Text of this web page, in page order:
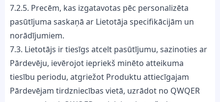
7.2.5. Precēm, kas izgatavotas pēc personalizēta
pasūtījuma saskaņā ar Lietotāja specifikācijām un
norādījumiem.
7.3. Lietotājs ir tiesīgs atcelt pasūtījumu, sazinoties ar
Pārdevēju, ievērojot iepriekš minēto atteikuma
tiesību periodu, atgriežot Produktu attiecīgajam
Pārdevējam tirdzniecības vietā, uzrādot no QWQER